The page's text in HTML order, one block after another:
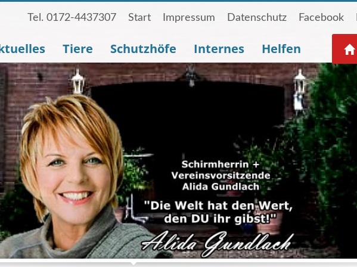
Tel. 0172-4437307 Start Impressum Datenschutz Facebook
Tiere Schutzhöfe Internes Helfen